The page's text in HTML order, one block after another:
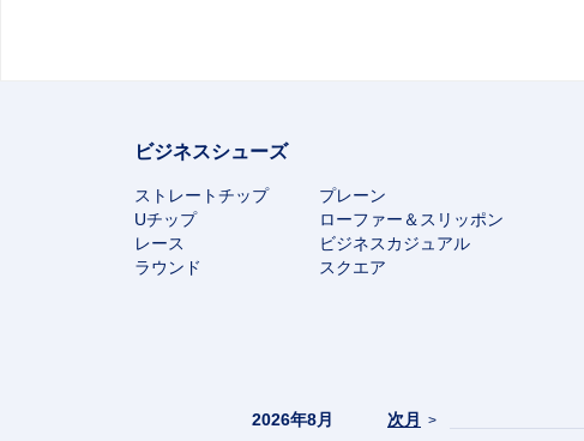
ビジネスシューズ
ストレートチップ
プレーン
Uチップ
ローファー＆スリッポン
レース
ビジネスカジュアル
ラウンド
スクエア
次月 >
2026年8月